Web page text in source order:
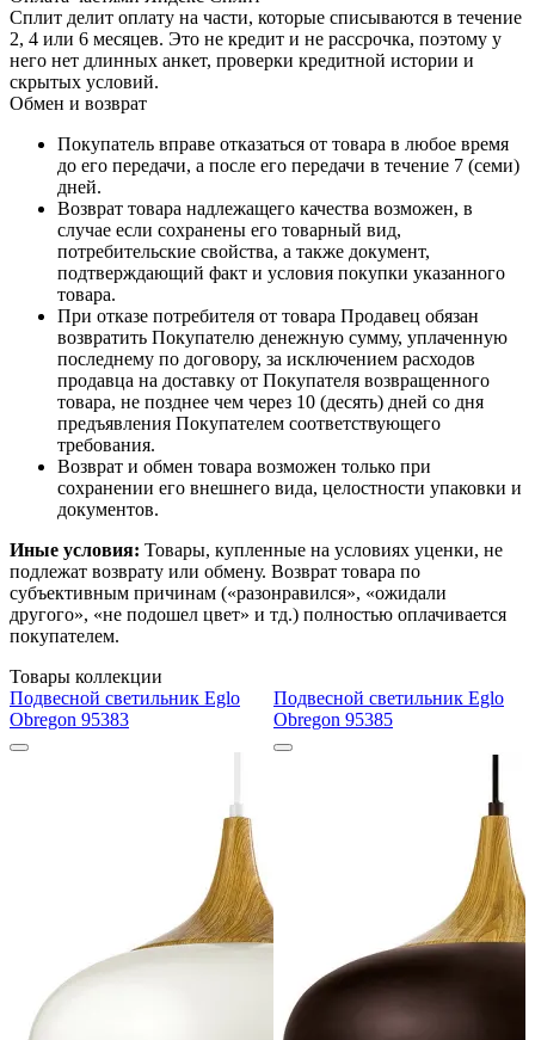
Сплит делит оплату на части, которые списываются в течение
2, 4 или 6 месяцев. Это не кредит и не рассрочка, поэтому у
него нет длинных анкет, проверки кредитной истории и
скрытых условий.
Обмен и возврат
Покупатель вправе отказаться от товара в любое время
до его передачи, а после его передачи в течение 7 (семи)
дней.
Возврат товара надлежащего качества возможен, в
случае если сохранены его товарный вид,
потребительские свойства, а также документ,
подтверждающий факт и условия покупки указанного
товара.
При отказе потребителя от товара Продавец обязан
возвратить Покупателю денежную сумму, уплаченную
последнему по договору, за исключением расходов
продавца на доставку от Покупателя возвращенного
товара, не позднее чем через 10 (десять) дней со дня
предъявления Покупателем соответствующего
требования.
Возврат и обмен товара возможен только при
сохранении его внешнего вида, целостности упаковки и
документов.
Иные условия: Товары, купленные на условиях уценки, не
подлежат возврату или обмену. Возврат товара по
субъективным причинам («разонравился», «ожидали
другого», «не подошел цвет» и тд.) полностью оплачивается
покупателем.
Товары коллекции
Подвесной светильник Eglo
Obregon 95383
Подвесной светильник Eglo
Obregon 95385